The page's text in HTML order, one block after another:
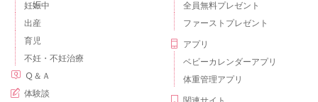
妊娠中
出産
育児
不妊・不妊治療
Ｑ＆Ａ
体験談
全員無料プレゼント
ファーストプレゼント
アプリ
ベビーカレンダーアプリ
体重管理アプリ